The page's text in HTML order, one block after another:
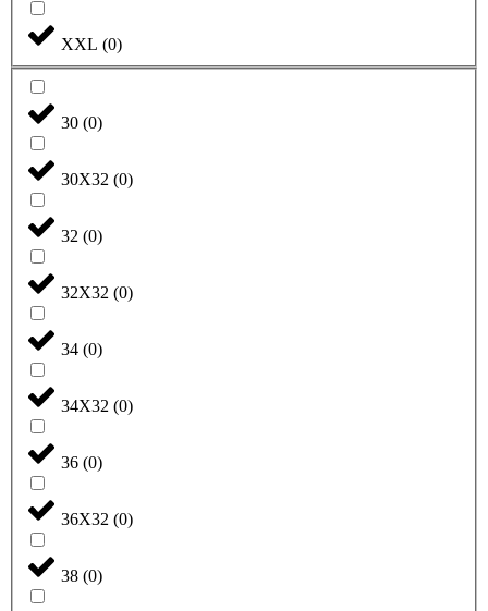
XXL (0)
30 (0)
30X32 (0)
32 (0)
32X32 (0)
34 (0)
34X32 (0)
36 (0)
36X32 (0)
38 (0)